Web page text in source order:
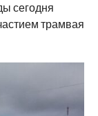
сегодня
трамвая